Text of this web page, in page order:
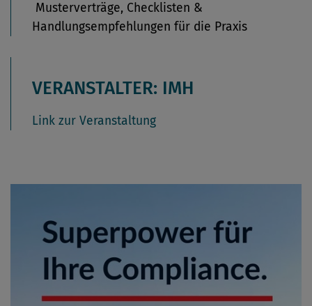
Musterverträge, Checklisten &
Handlungsempfehlungen für die Praxis
VERANSTALTER: IMH
Link zur Veranstaltung